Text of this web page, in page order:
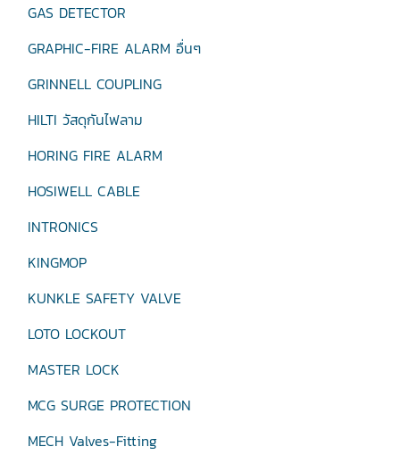
GAS DETECTOR
GRAPHIC-FIRE ALARM อื่นๆ
GRINNELL COUPLING
HILTI วัสดุกันไฟลาม
HORING FIRE ALARM
HOSIWELL CABLE
INTRONICS
KINGMOP
KUNKLE SAFETY VALVE
LOTO LOCKOUT
MASTER LOCK
MCG SURGE PROTECTION
MECH Valves-Fitting